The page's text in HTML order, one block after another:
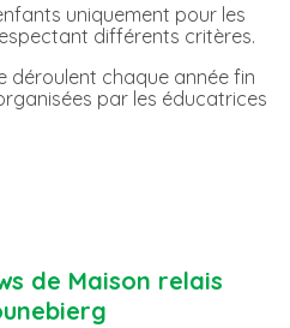
uniquement pour les
différents critères.
déroulent chaque année fin
par les éducatrices
de Maison relais